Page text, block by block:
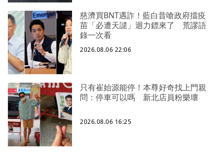
慈濟買BNT遇詐！藍白昔嗆政府擋疫
苗「必遭天譴」迴力鏢來了 荒謬語
錄一次看
2026.08.06 22:06
只有崔始源能停！本尊好奇找上門親
問：停車可以嗎 新北店員粉樂壞
2026.08.06 16:25